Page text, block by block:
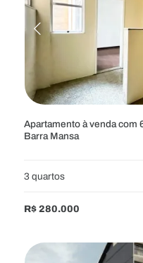
Apartamento à venda com
Barra Mansa
3 quartos
R$ 280.000